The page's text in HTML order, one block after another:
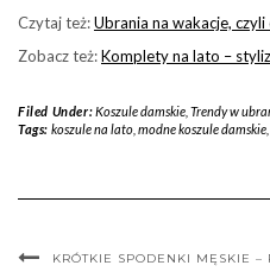
Czytaj też:Ubrania na wakacje,
Zobacz też:Komplety na lato –
Filed Under: Koszule damskie, Trendy w
Tags: koszule na lato, modne koszule damskie,
KRÓTKIE SPODENKI MĘSKIE –